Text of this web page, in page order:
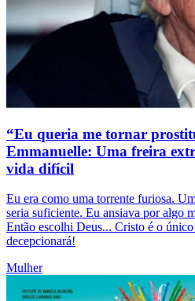
“Eu queria me tornar
Emmanuelle: Uma freira
vida difícil
Eu era como uma torrente furiosa.
seria suficiente. Eu ansiava por algo
Então escolhi Deus... Cristo é o
decepcionará!
Mulher